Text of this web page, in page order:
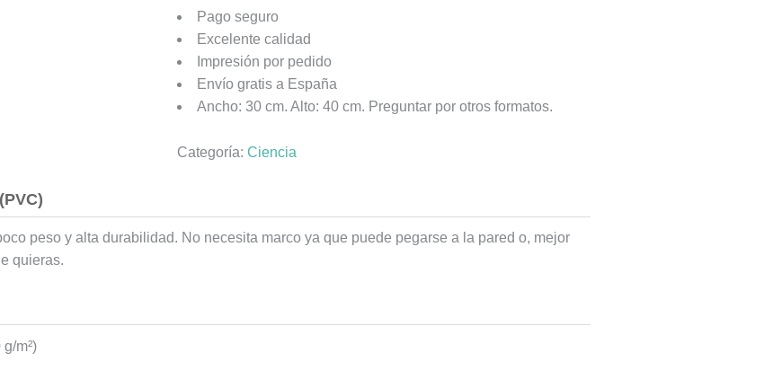
Pago seguro
Excelente calidad
Impresión por pedido
Envío gratis a España
Ancho: 30 cm. Alto: 40 cm. Preguntar por otros formatos.
Categoría:Ciencia
peso y alta durabilidad. No necesita marco ya que puede pegarse a la pared o, mejor
quieras.
m²)